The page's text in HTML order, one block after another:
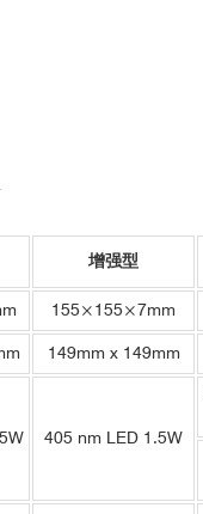
增强型
155×155×7mm
149mm x 149mm
405 nm LED 1.5W